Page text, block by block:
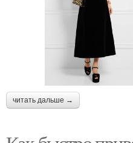
читать дальше →